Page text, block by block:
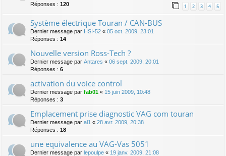
Réponses : 120 1 2 3 4 5
Système électrique Touran / CAN-BUS
Dernier message par HSI-52 « 05 oct. 2009, 23:01
Réponses : 14
Nouvelle version Ross-Tech ?
Dernier message par Antares « 06 sept. 2009, 20:01
Réponses : 6
activation du voice control
Dernier message par fab01 « 15 juin 2009, 10:48
Réponses : 3
Emplacement prise diagnostic VAG com touran
Dernier message par al1 « 28 avr. 2009, 20:38
Réponses : 18
une equivalence au VAG-Vas 5051
Dernier message par lepoulpe « 19 janv. 2009, 21:08